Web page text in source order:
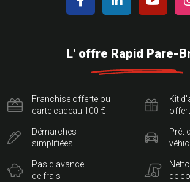
L' offre Rapid Pare-
Franchise offerte ou
carte cadeau 100 €
Démarches
simplifiées
Pas d'avance
de frais
Kit
offert
Prêt
de